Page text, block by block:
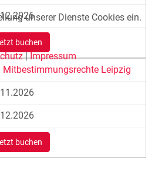
buchen
Mitbestimmungsrechte Leipzig
buchen
unserer Dienste Cookies ein.
|Impressum